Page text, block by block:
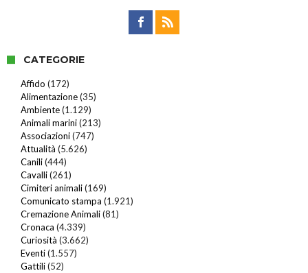
CATEGORIE
Affido (172)
Alimentazione(35)
Ambiente(1.129)
Animali marini(213)
Associazioni(747)
Attualità (5.626)
Canili(444)
Cavalli(261)
Cimiteri animali(169)
Comunicato stampa (1.921)
Cremazione Animali(81)
Cronaca (4.339)
Curiosità (3.662)
Eventi(1.557)
Gattili(52)